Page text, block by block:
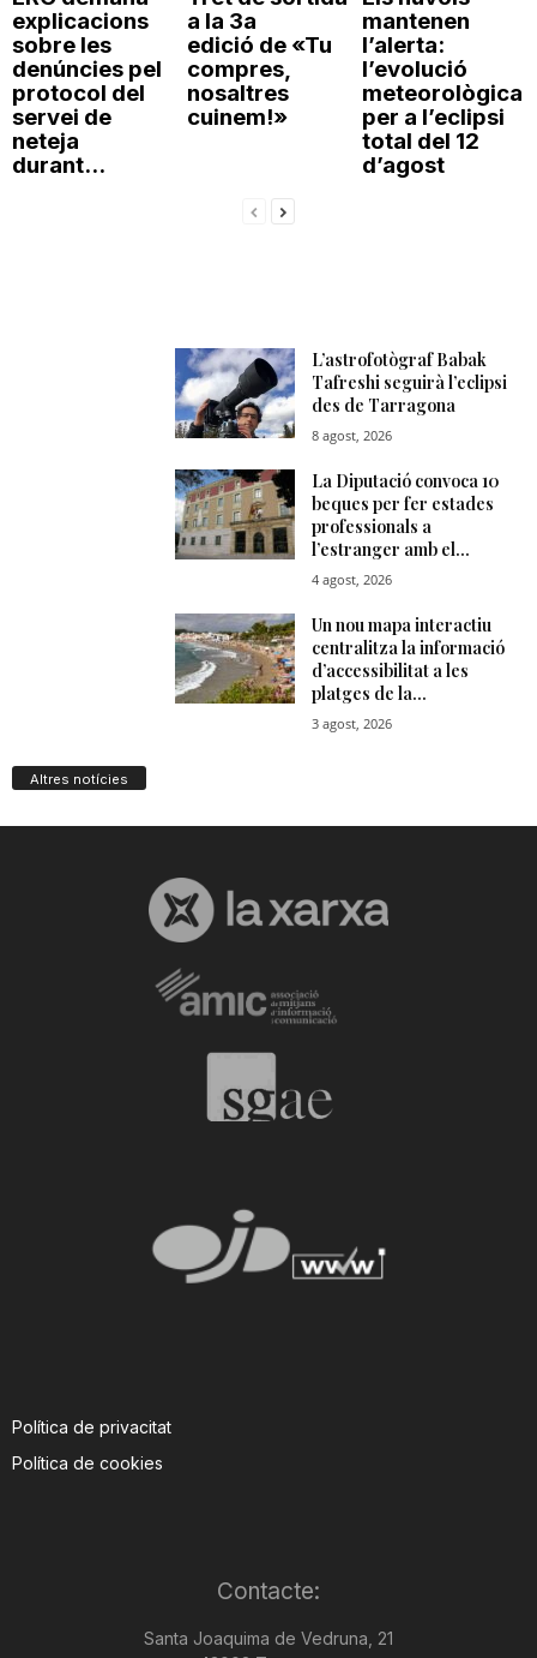
explicacions
sobre les
denúncies pel
protocol del
servei de
neteja
durant...
a la 3a
edició de «Tu
compres,
nosaltres
cuinem!»
mantenen
l’alerta:
l’evolució
meteorològica
per a l’eclipsi
total del 12
d’agost
Altres notícies
Política de privacitat
Política de cookies
Contacte:
Santa Joaquima de Vedruna, 21